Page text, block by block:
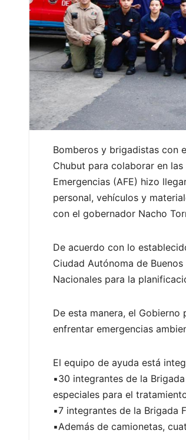
Bomberos y brigadistas con
Chubut para colaborar en
Emergencias (AFE) hizo
personal, vehículos y
con el gobernador Nacho
De acuerdo con lo
Ciudad Autónoma de
Nacionales para la
De esta manera, el
enfrentar emergencias
El equipo de ayuda está
▪️30 integrantes de la
especiales para el
▪️7 integrantes de la Brigada
▪️Además de camionetas,